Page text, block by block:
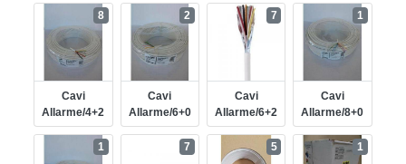
Cavi
Allarme/4+2
8
Cavi
Allarme/6+0
2
Cavi
Allarme/6+2
7
Cavi
Allarme/8+0
1
1 7 5 1